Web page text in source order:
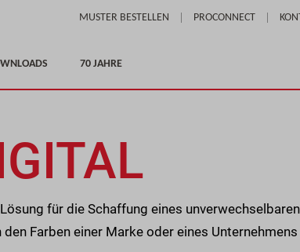
SkipMUSTER BESTELLEN PROCONNECT
70 JAHRE
für die Schaffung eines
Farben einer Marke oder eines